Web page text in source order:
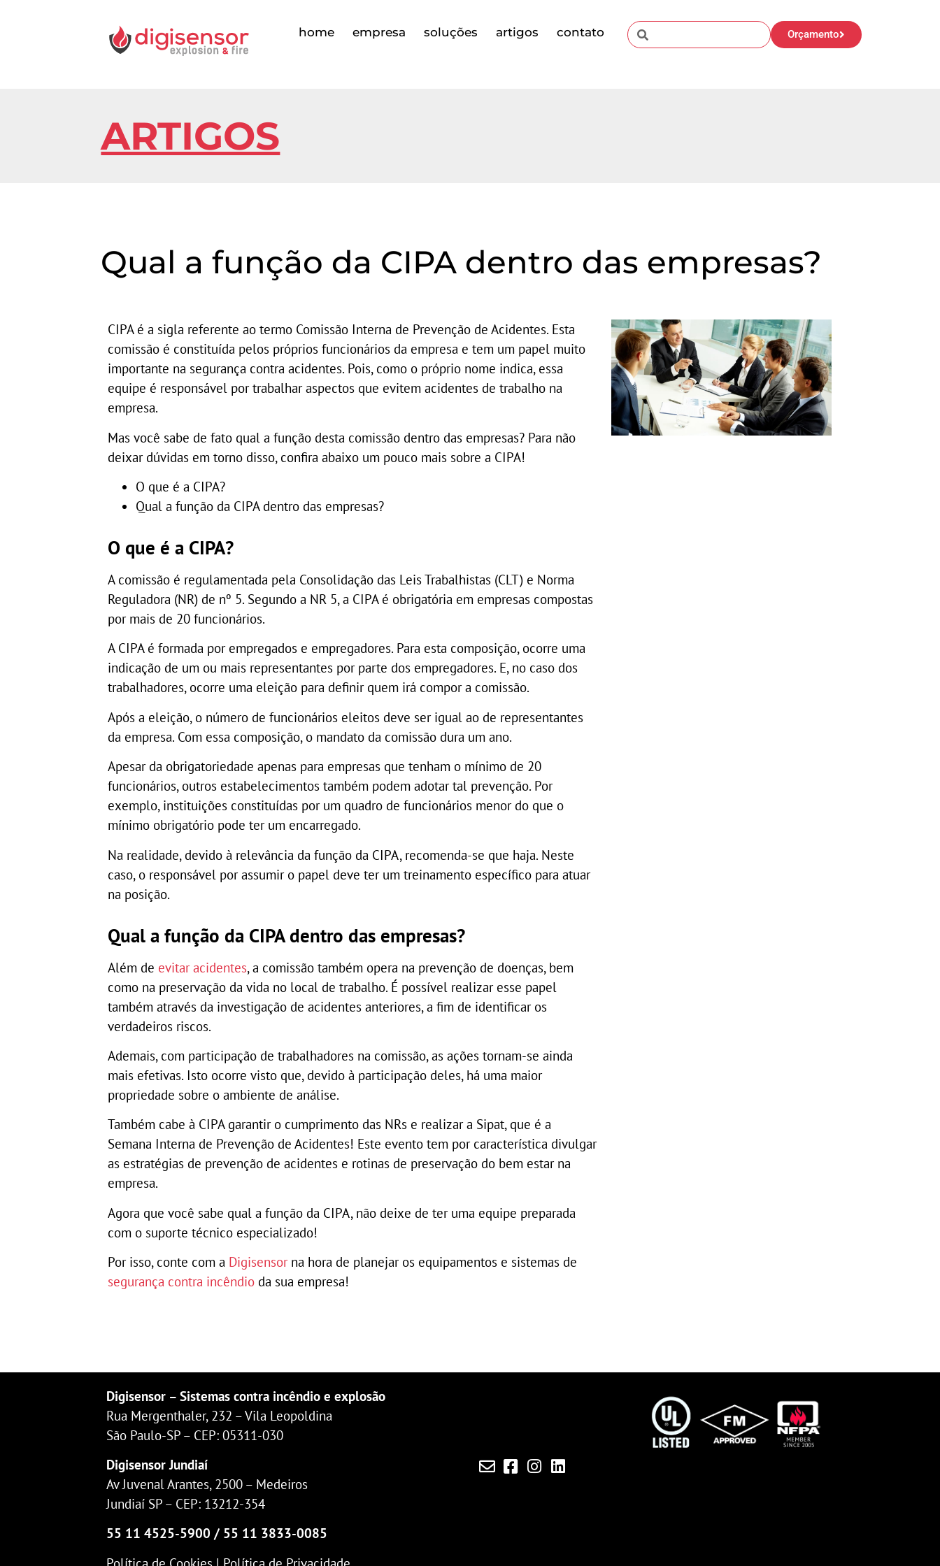
home empresa soluções artigos contato Orçamento
ARTIGOS
Qual a função da CIPA dentro das empresas?
CIPA é a sigla referente ao termo Comissão Interna de Prevenção de Acidentes. Esta
comissão é constituída pelos próprios funcionários da empresa e tem um papel muito
importante na segurança contra acidentes. Pois, como o próprio nome indica, essa
equipe é responsável por trabalhar aspectos que evitem acidentes de trabalho na
empresa.
Mas você sabe de fato qual a função desta comissão dentro das empresas? Para não
deixar dúvidas em torno disso, confira abaixo um pouco mais sobre a CIPA!
O que é a CIPA?
Qual a função da CIPA dentro das empresas?
O que é a CIPA?
A comissão é regulamentada pela Consolidação das Leis Trabalhistas (CLT) e Norma
Reguladora (NR) de nº 5. Segundo a NR 5, a CIPA é obrigatória em empresas compostas
por mais de 20 funcionários.
A CIPA é formada por empregados e empregadores. Para esta composição, ocorre uma
indicação de um ou mais representantes por parte dos empregadores. E, no caso dos
trabalhadores, ocorre uma eleição para definir quem irá compor a comissão.
Após a eleição, o número de funcionários eleitos deve ser igual ao de representantes
da empresa. Com essa composição, o mandato da comissão dura um ano.
Apesar da obrigatoriedade apenas para empresas que tenham o mínimo de 20
funcionários, outros estabelecimentos também podem adotar tal prevenção. Por
exemplo, instituições constituídas por um quadro de funcionários menor do que o
mínimo obrigatório pode ter um encarregado.
Na realidade, devido à relevância da função da CIPA, recomenda-se que haja. Neste
caso, o responsável por assumir o papel deve ter um treinamento específico para atuar
na posição.
Qual a função da CIPA dentro das empresas?
Além de evitar acidentes, a comissão também opera na prevenção de doenças, bem
como na preservação da vida no local de trabalho. É possível realizar esse papel
também através da investigação de acidentes anteriores, a fim de identificar os
verdadeiros riscos.
Ademais, com participação de trabalhadores na comissão, as ações tornam-se ainda
mais efetivas. Isto ocorre visto que, devido à participação deles, há uma maior
propriedade sobre o ambiente de análise.
Também cabe à CIPA garantir o cumprimento das NRs e realizar a Sipat, que é a
Semana Interna de Prevenção de Acidentes! Este evento tem por característica divulgar
as estratégias de prevenção de acidentes e rotinas de preservação do bem estar na
empresa.
Agora que você sabe qual a função da CIPA, não deixe de ter uma equipe preparada
com o suporte técnico especializado!
Por isso, conte com a Digisensorna hora de planejar os equipamentos e sistemas de
segurança contra incêndio da sua empresa!
Digisensor – Sistemas contra incêndio e explosão
Rua Mergenthaler, 232 – Vila Leopoldina
São Paulo-SP – CEP: 05311-030
Digisensor Jundiaí
Av Juvenal Arantes, 2500 – Medeiros
Jundiaí SP – CEP: 13212-354
55 11 4525-5900 / 55 11 3833-0085